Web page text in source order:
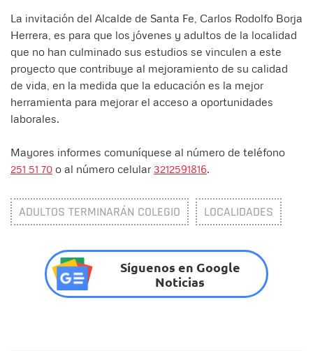
La invitación del Alcalde de Santa Fe, Carlos Rodolfo Borja
Herrera, es para que los jóvenes y adultos de la localidad
que no han culminado sus estudios se vinculen a este
proyecto que contribuye al mejoramiento de su calidad
de vida, en la medida que la educación es la mejor
herramienta para mejorar el acceso a oportunidades
laborales.
Mayores informes comuníquese al número de teléfono
251 51 70 o al número celular 3212591816.
ADULTOS TERMINARÁN COLEGIO LOCALIDADES
Síguenos en Google
Noticias